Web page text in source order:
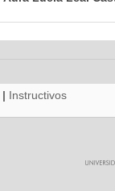
| Instructivos